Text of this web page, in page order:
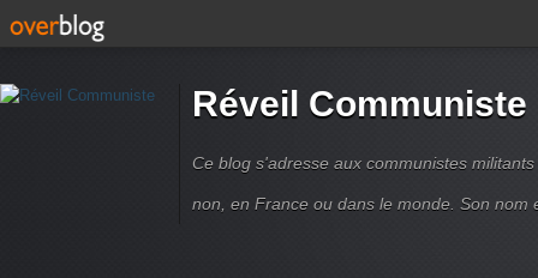
Réveil Communiste
Ce blog s'adresse aux communistes
non, en France ou dans le monde. Son nom